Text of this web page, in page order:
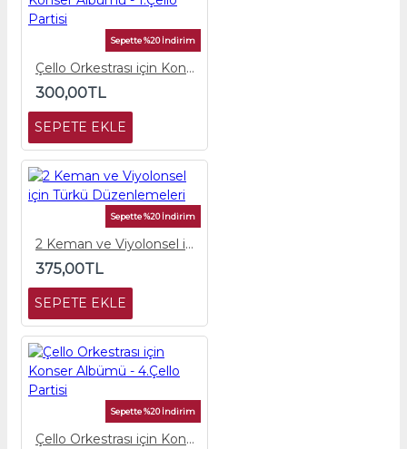
Sepette %20 İndirim
Çello Orkestrası için Konser Albümü - 1.Çello Partisi
300,00TL
SEPETE EKLE
Sepette %20 İndirim
2 Keman ve Viyolonsel için Türkü Düzenlemeleri
375,00TL
SEPETE EKLE
Sepette %20 İndirim
Çello Orkestrası için Konser Albümü - 4.Çello Partisi